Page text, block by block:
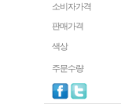
소비자가격
판매가격
색상
주문수량